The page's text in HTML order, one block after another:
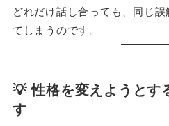
どれだけ話し合っても、同じ
てしまうのです。
💡 性格を変えようとす
す